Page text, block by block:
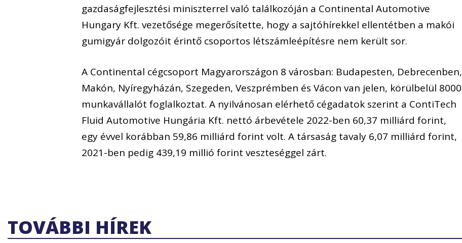
gazdaságfejlesztési miniszterrel való találkozóján a Continental Automotive
Hungary Kft. vezetősége megerősítette, hogy a sajtóhírekkel ellentétben a makói
gumigyár dolgozóit érintő csoportos létszámleépítésre nem került sor.
A Continental cégcsoport Magyarországon 8 városban: Budapesten, Debrecenben,
Makón, Nyíregyházán, Szegeden, Veszprémben és Vácon van jelen, körülbelül 8000
munkavállalót foglalkoztat. A nyilvánosan elérhető cégadatok szerint a ContiTech
Fluid Automotive Hungária Kft. nettó árbevétele 2022-ben 60,37 milliárd forint,
egy évvel korábban 59,86 milliárd forint volt. A társaság tavaly 6,07 milliárd forint,
2021-ben pedig 439,19 millió forint veszteséggel zárt.
TOVÁBBI HÍREK